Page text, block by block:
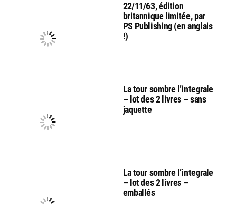
22/11/63, édition
britannique limitée, par
PS Publishing (en anglais
!)
La tour sombre l’integrale
– lot des 2 livres – sans
jaquette
La tour sombre l’integrale
– lot des 2 livres –
emballés